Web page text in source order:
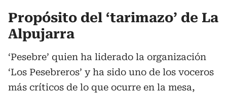
Propósito del ‘tarimazo’ de La
Alpujarra
‘Pesebre’ quien ha liderado la organización
‘Los Pesebreros’ y ha sido uno de los voceros
más críticos de lo que ocurre en la mesa,